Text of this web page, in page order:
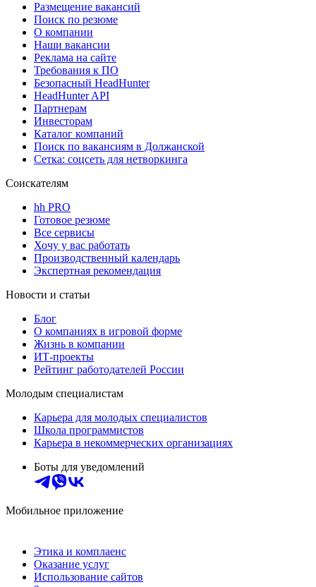
Размещение вакансий
Поиск по резюме
О компании
Наши вакансии
Реклама на сайте
Требования к ПО
Безопасный HeadHunter
HeadHunter API
Партнерам
Инвесторам
Каталог компаний
Поиск по вакансиям в Должанской
Сетка: соцсеть для нетворкинга
Соискателям
hh PRO
Готовое резюме
Все сервисы
Хочу у вас работать
Производственный календарь
Экспертная рекомендация
Новости и статьи
Блог
О компаниях в игровой форме
Жизнь в компании
ИТ-проекты
Рейтинг работодателей России
Молодым специалистам
Карьера для молодых специалистов
Школа программистов
Карьера в некоммерческих организациях
Боты для уведомлений
Мобильное приложение
Этика и комплаенс
Оказание услуг
Использование сайтов